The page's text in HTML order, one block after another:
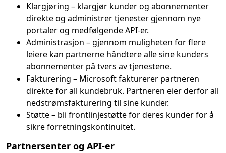
Klargjøring – klargjør kunder og abonnementer
direkte og administrer tjenester gjennom nye
portaler og medfølgende API-er.
Administrasjon – gjennom muligheten for flere
leiere kan partnerne håndtere alle sine kunders
abonnementer på tvers av tjenestene.
Fakturering – Microsoft fakturerer partneren
direkte for all kundebruk. Partneren eier derfor all
nedstrømsfakturering til sine kunder.
Støtte – bli frontlinjestøtte for deres kunder for å
sikre forretningskontinuitet.
Partnersenter og API-er